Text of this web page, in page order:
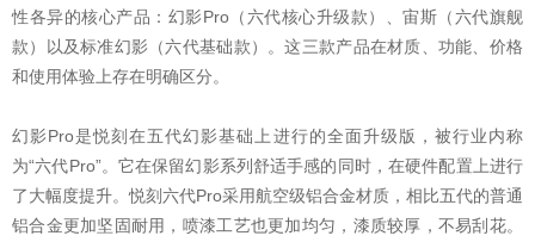
性各异的核心产品：幻影Pro（六代核心升级款）、宙斯（六代旗舰
款）以及标准幻影（六代基础款）。这三款产品在材质、功能、价格
和使用体验上存在明确区分。
幻影Pro是悦刻在五代幻影基础上进行的全面升级版，被行业内称
为“六代Pro”。它在保留幻影系列舒适手感的同时，在硬件配置上进行
了大幅度提升。悦刻六代Pro采用航空级铝合金材质，相比五代的普通
铝合金更加坚固耐用，喷漆工艺也更加均匀，漆质较厚，不易刮花。